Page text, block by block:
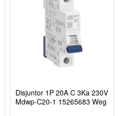
Disjuntor 1P 20A C 3Ka 230V
Mdwp-C20-1 15265683 Weg